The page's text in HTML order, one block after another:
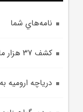
نامه‌هاي شما
کشف 37 هزار ماينر و تشکيل 1373 پرونده طي 5 ماه
درياچه اروميه